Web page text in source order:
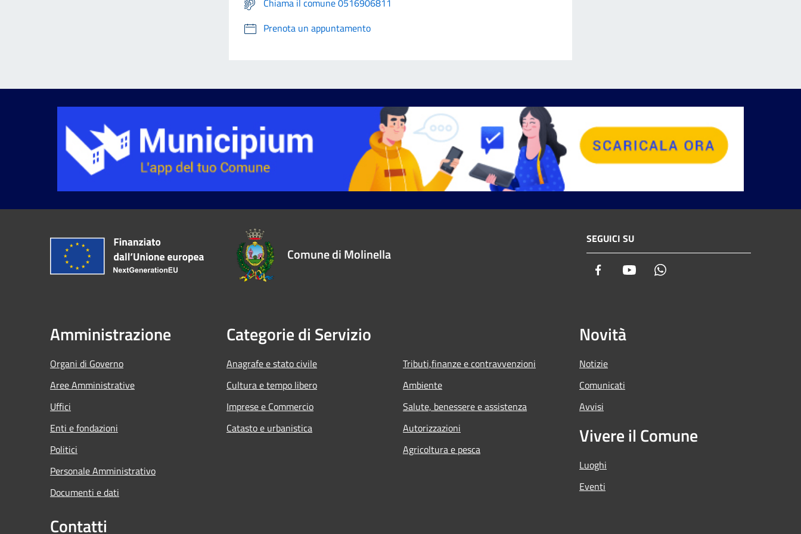
Prenota un appuntamento
Comune di Molinella
SEGUICI SU
Facebook Youtube
Amministrazione
Organi di Governo
Aree Amministrative
Uffici
Enti e fondazioni
Politici
Personale Amministrativo
Documenti e dati
Categorie di Servizio
Anagrafe e stato civile
Cultura e tempo libero
Imprese e Commercio
Catasto e urbanistica
Tributi,finanze e contravvenzioni
Ambiente
Salute, benessere e assistenza
Autorizzazioni
Agricoltura e pesca
Novità
Notizie
Comunicati
Avvisi
Vivere il Comune
Luoghi
Eventi
Contatti